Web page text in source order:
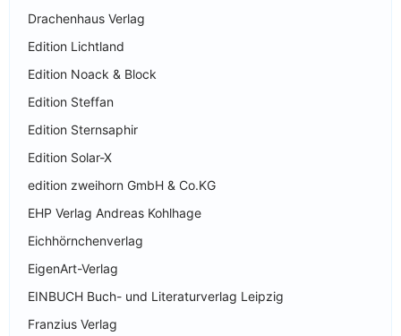
Drachenhaus Verlag
Edition Lichtland
Edition Noack & Block
Edition Steffan
Edition Sternsaphir
Edition Solar-X
edition zweihorn GmbH & Co.KG
EHP Verlag Andreas Kohlhage
Eichhörnchenverlag
EigenArt-Verlag
EINBUCH Buch- und Literaturverlag Leipzig
Franzius Verlag